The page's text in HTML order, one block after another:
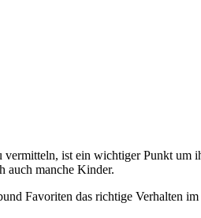
ist ein wichtiger Punkt um
auch manche Kinder.
Favoriten das richtige